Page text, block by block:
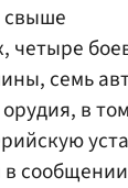
свыше
четыре
семь
в
в